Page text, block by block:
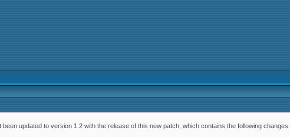
updated to version 1.2 with the release of this new patch, which contains the following changes: